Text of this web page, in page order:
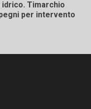
idrico. Timarchio
per intervento